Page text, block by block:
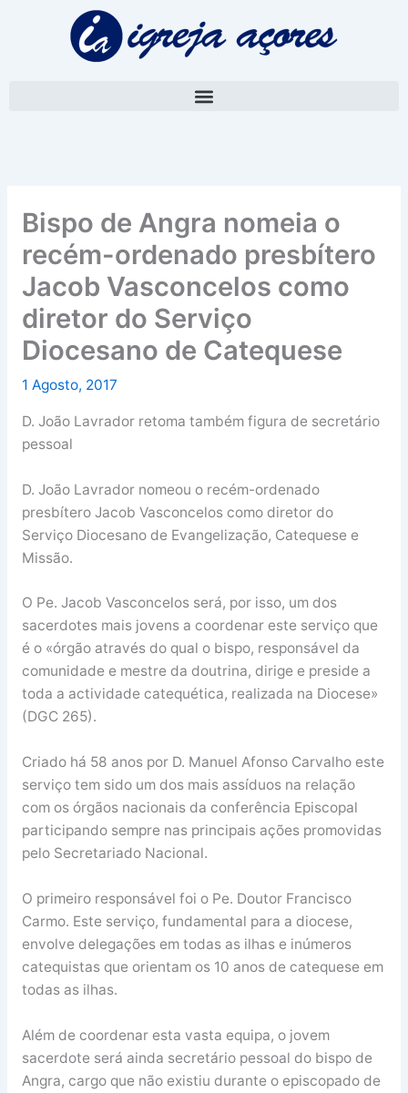
Bispo de Angra nomeia o
recém-ordenado presbítero
Jacob Vasconcelos como
diretor do Serviço
Diocesano de Catequese
1 Agosto, 2017
D. João Lavrador retoma também figura de secretário
pessoal
D. João Lavrador nomeou o recém-ordenado
presbítero Jacob Vasconcelos como diretor do
Serviço Diocesano de Evangelização, Catequese e
Missão.
O Pe. Jacob Vasconcelos será, por isso, um dos
sacerdotes mais jovens a coordenar este serviço que
é o «órgão através do qual o bispo, responsável da
comunidade e mestre da doutrina, dirige e preside a
toda a actividade catequética, realizada na Diocese»
(DGC 265).
Criado há 58 anos por D. Manuel Afonso Carvalho este
serviço tem sido um dos mais assíduos na relação
com os órgãos nacionais da conferência Episcopal
participando sempre nas principais ações promovidas
pelo Secretariado Nacional.
O primeiro responsável foi o Pe. Doutor Francisco
Carmo. Este serviço, fundamental para a diocese,
envolve delegações em todas as ilhas e inúmeros
catequistas que orientam os 10 anos de catequese em
todas as ilhas.
Além de coordenar esta vasta equipa, o jovem
sacerdote será ainda secretário pessoal do bispo de
Angra, cargo que não existiu durante o episcopado de